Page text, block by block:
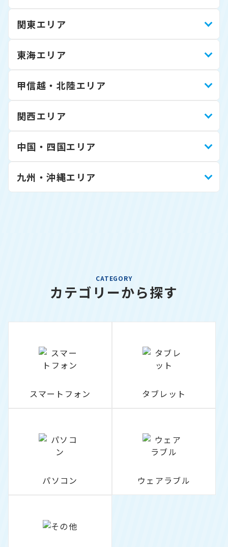
関東エリア
東海エリア
甲信越・北陸エリア
関西エリア
中国・四国エリア
九州・沖縄エリア
CATEGORY
カテゴリーから探す
スマートフォン タブレット
パソコン ウェアラブル